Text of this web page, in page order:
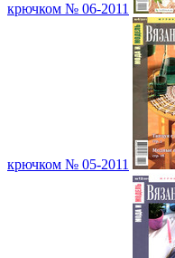
крючком № 06-2011
крючком № 05-2011